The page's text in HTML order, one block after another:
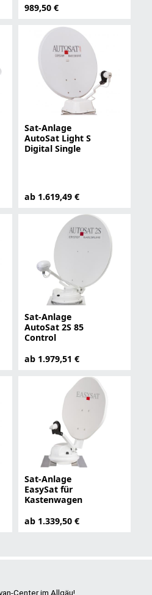
989,50 €
Sat-Anlage
AutoSat Light S
Digital Single
ab 1.619,49 €
Sat-Anlage
AutoSat 2S 85
Control
ab 1.979,51 €
Sat-Anlage
EasySat für
Kastenwagen
ab 1.339,50 €
Center im Allgäu!